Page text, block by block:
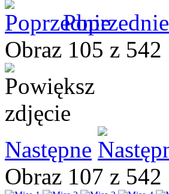
Poprzednie
Obraz 105 z 542
Następne
Obraz 107 z 542